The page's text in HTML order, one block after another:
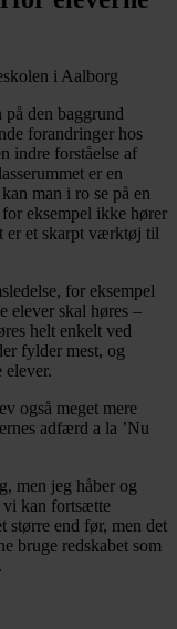
i Aalborg
den baggrund
forandringer hos
indre forståelse af
er en
man i ro se på en
eksempel ikke hører
er et skarpt værktøj til
for eksempel
elever skal høres –
helt enkelt ved
fylder mest, og
elever.
også meget mere
adfærd a la ’Nu
men jeg håber og
vi kan fortsætte
større end før, men det
bruge redskabet som